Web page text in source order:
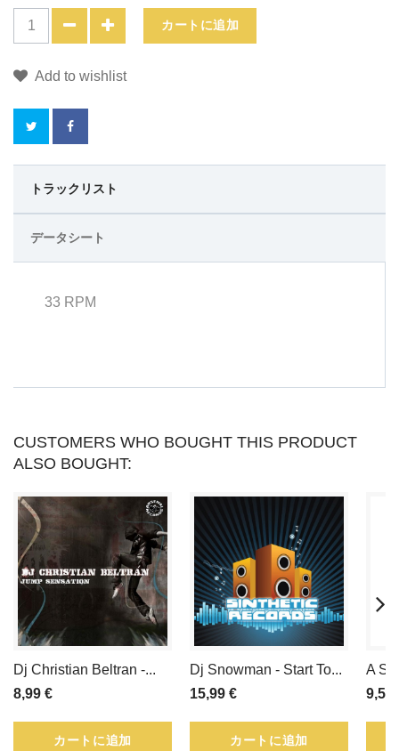
カートに追加
Add to wishlist
こ
品
こ
と
っ
寄
集
トラックリスト
データシート
33 RPM
CUSTOMERS WHO BOUGHT THIS PRODUCT
ALSO BOUGHT:
Dj Christian Beltran -...
8,99 €
カートに追加
Dj Snowman - Start To...
15,99 €
カートに追加
A
9,50